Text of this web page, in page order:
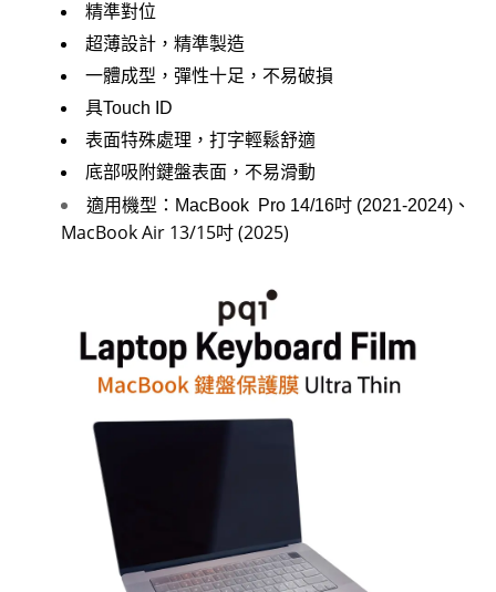
精準對位
超薄設計，精準製造
一體成型，彈性十足，不易破損
具Touch ID
表面特殊處理，打字輕鬆舒適
底部吸附鍵盤表面，不易滑動
適用機型：MacBook Pro 14/16吋 (2021-2024)、
MacBook Air 13/15吋 (2025)